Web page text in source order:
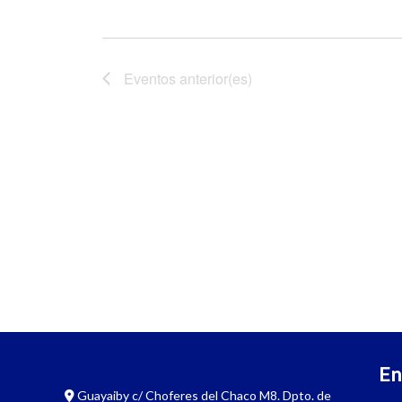
Eventos anterior(es)
Guayaiby c/ Choferes del Chaco M8. Dpto. de